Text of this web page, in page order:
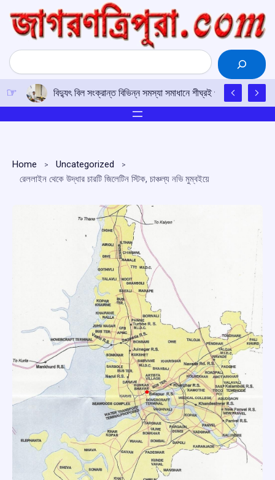
content
Search
বিদ্যুৎ বিল সংক্রান্ত বিভিন্ন সমস্যা সমাধানে শীঘ্রই প্রয়োজনীয় পদক্ষেপ
Home
Uncategorized
রেললাইন থেকে উদ্ধার চারটি জিলেটিন স্টিক, চাঞ্চল্য নভি মুম্বইয়ে